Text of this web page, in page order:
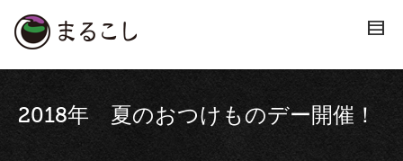
2018年 夏のおつけものデー開催！